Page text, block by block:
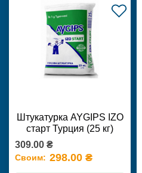
Штукатурка AYGIPS IZO
старт Турция (25 кг)
309.00 ₴
Своим: 298.00 ₴